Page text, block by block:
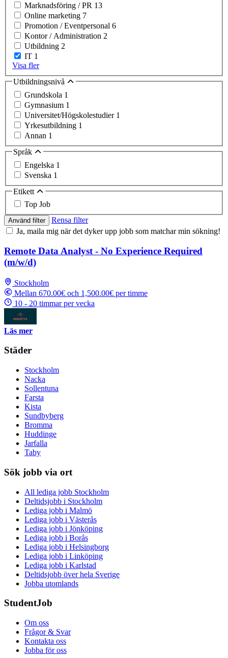
Marknadsföring / PR 13
Online marketing 7
Promotion / Eventpersonal 6
Kontor / Administration 2
Utbildning 2
IT 1
Visa fler
Utbildningsnivå
Grundskola 1
Gymnasium 1
Universitet/Högskolestudier 1
Yrkesutbildning 1
Annan 1
Språk
Engelska 1
Svenska 1
Etikett
Top Job
Använd filter
Rensa filter
Ja, maila mig när det dyker upp jobb som matchar min sökning!
Remote Data Analyst - No Experience Required
(m/w/d)
Stockholm
Mellan 670.00€ och 1,500.00€ per timme
10 - 20 timmar per vecka
Läs mer
Städer
Stockholm
Nacka
Sollentuna
Farsta
Kista
Sundbyberg
Bromma
Huddinge
Jarfalla
Taby
Sök jobb via ort
All lediga jobb Stockholm
Deltidsjobb i Stockholm
Lediga jobb i Malmö
Lediga jobb i Västerås
Lediga jobb i Jönköping
Lediga jobb i Borås
Lediga jobb i Helsingborg
Lediga jobb i Linköping
Lediga jobb i Karlstad
Deltidsjobb över hela Sverige
Jobba utomlands
StudentJob
Om oss
Frågor & Svar
Kontakta oss
Jobba för oss